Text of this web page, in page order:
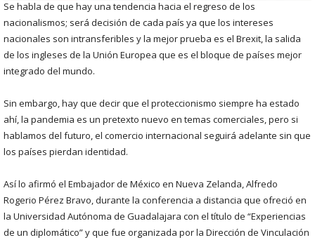
Se habla de que hay una tendencia hacia el regreso de los
nacionalismos; será decisión de cada país ya que los intereses
nacionales son intransferibles y la mejor prueba es el Brexit, la salida
de los ingleses de la Unión Europea que es el bloque de países mejor
integrado del mundo.
Sin embargo, hay que decir que el proteccionismo siempre ha estado
ahí, la pandemia es un pretexto nuevo en temas comerciales, pero si
hablamos del futuro, el comercio internacional seguirá adelante sin que
los países pierdan identidad.
Así lo afirmó el Embajador de México en Nueva Zelanda, Alfredo
Rogerio Pérez Bravo, durante la conferencia a distancia que ofreció en
la Universidad Autónoma de Guadalajara con el título de “Experiencias
de un diplomático” y que fue organizada por la Dirección de Vinculación